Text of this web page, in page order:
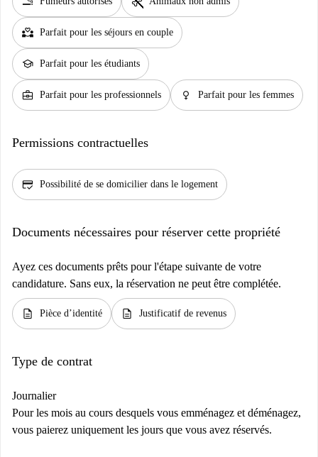
partner_heart Parfait pour les séjours en couple
school Parfait pour les étudiants
business_center Parfait pour les professionnels female Parfait pour les femmes
Permissions contractuelles
credit_score Possibilité de se domicilier dans le logement
Documents nécessaires pour réserver cette propriété
Ayez ces documents prêts pour l'étape suivante de votre
candidature. Sans eux, la réservation ne peut être complétée.
description Pièce d’identité description Justificatif de revenus
Type de contrat
Journalier
Pour les mois au cours desquels vous emménagez et déménagez,
vous paierez uniquement les jours que vous avez réservés.